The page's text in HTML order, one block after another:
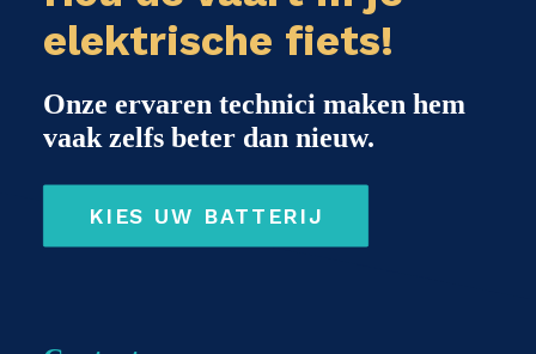
elektrische fiets!
Onze ervaren technici maken hem
vaak zelfs beter dan nieuw.
KIES UW BATTERIJ